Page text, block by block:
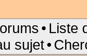
• Liste
sujet•